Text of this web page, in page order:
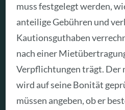
muss festgelegt werden,
anteilige Gebühren und
Kautionsguthaben
nach einer
Verpflichtungen trägt. Der
wird auf seine Bonität
müssen angeben, ob er